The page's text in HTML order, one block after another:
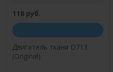
118 руб.
Двигатель ткани D713
(Original)